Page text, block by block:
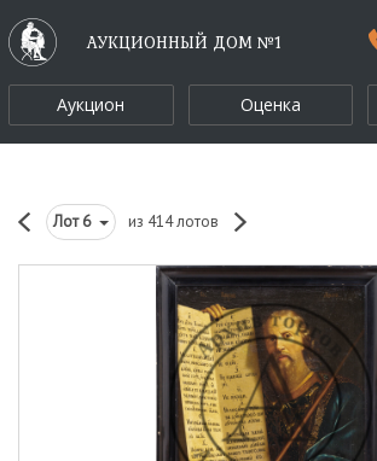
АУКЦИОННЫЙ ДОМ №1
Аукцион Оценка
Лот6 из 414 лотов